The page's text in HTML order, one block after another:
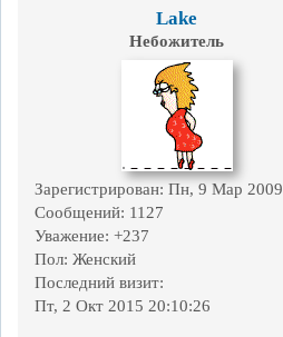
Lake
Небожитель
Зарегистрирован: Пн, 9 Мар 2009
Сообщений: 1127
Уважение: +237
Пол: Женский
Последний визит:
Пт, 2 Окт 2015 20:10:26